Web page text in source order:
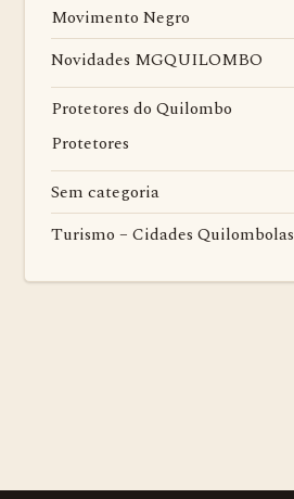
Movimento Negro
Novidades MGQUILOMBO
Protetores do Quilombo
Protetores
Sem categoria
Turismo – Cidades Quilombolas